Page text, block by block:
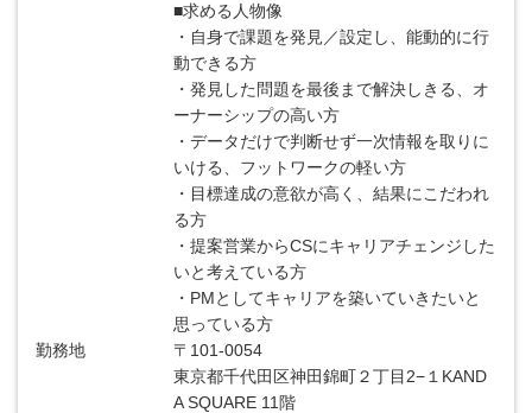
■求める人物像
・自身で課題を発見／設定し、能動的に行
動できる方
・発見した問題を最後まで解決しきる、オ
ーナーシップの高い方
・データだけで判断せず一次情報を取りに
いける、フットワークの軽い方
・目標達成の意欲が高く、結果にこだわれ
る方
・提案営業からCSにキャリアチェンジした
いと考えている方
・PMとしてキャリアを築いていきたいと
思っている方
勤務地
〒101-0054
東京都千代田区神田錦町２丁目2−１KAND
A SQUARE 11階